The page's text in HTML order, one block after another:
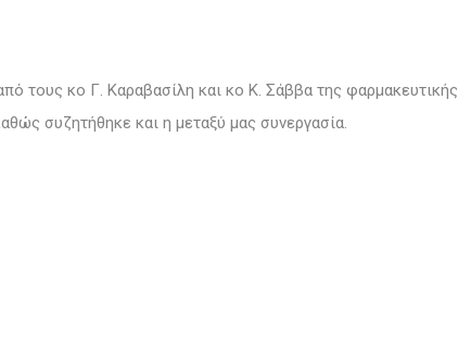
τους κο Γ. Καραβασίλη και κο Κ. Σάββα της φαρμακευτικής
συζητήθηκε και η μεταξύ μας συνεργασία.